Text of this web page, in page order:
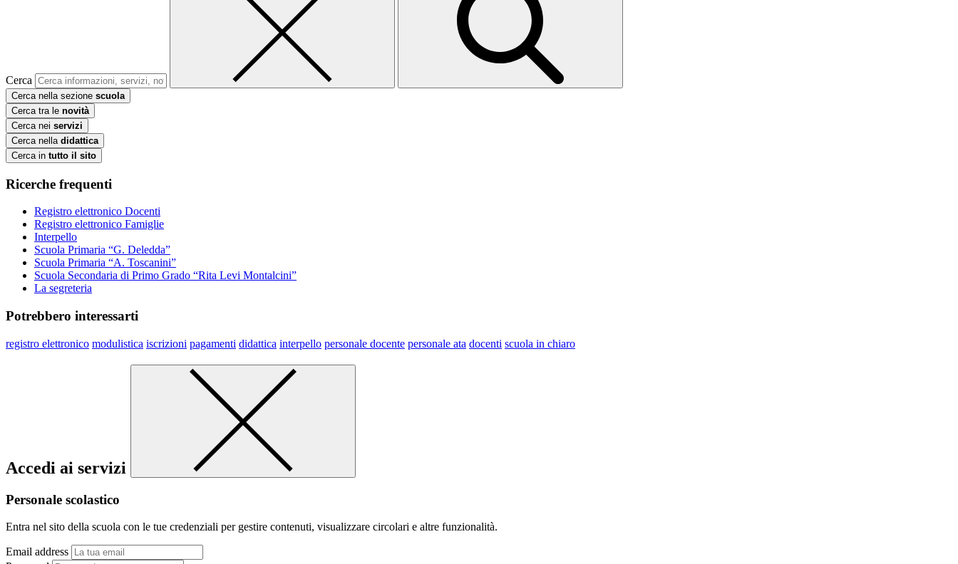
Cerca
Cerca nella sezione scuola
Cerca tra le novità
Cerca nei servizi
Cerca nella didattica
Cerca in tutto il sito
Ricerche frequenti
Registro elettronico Docenti
Registro elettronico Famiglie
Interpello
Scuola Primaria “G. Deledda”
Scuola Primaria “A. Toscanini”
Scuola Secondaria di Primo Grado “Rita Levi Montalcini”
La segreteria
Potrebbero interessarti
registro elettronico modulistica iscrizioni pagamenti didattica interpello personale docente personale ata docenti scuola in chiaro
Accedi ai servizi
Personale scolastico
Entra nel sito della scuola con le tue credenziali per gestire contenuti, visualizzare circolari e altre funzionalità.
Email address